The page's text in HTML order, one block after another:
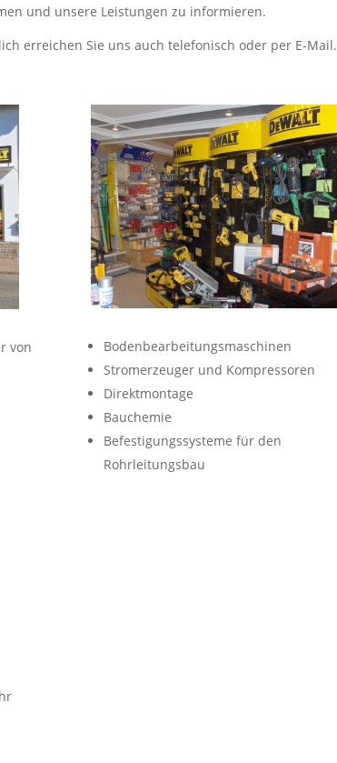
und unsere Leistungen zu informieren.
erreichen Sie uns auch telefonisch oder per E-Mail.
von
Bodenbearbeitungsmaschinen
Stromerzeuger und Kompressoren
Direktmontage
Bauchemie
Befestigungssysteme für den
Rohrleitungsbau